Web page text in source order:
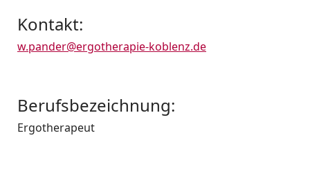
Kontakt:
w.pander@ergotherapie-koblenz.de
Berufsbezeichnung:
Ergotherapeut